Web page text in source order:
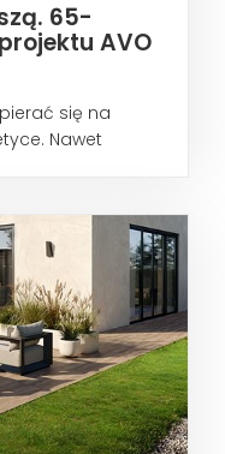
65-
AVO
się na
Nawet